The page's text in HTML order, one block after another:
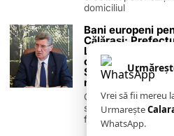
TERMENI ȘI CONDIȚII
PUBLICITATE ONLINE & TIPĂRITĂ
ZIARUL ANUNȚUL
Vrei să fii mereu
Urmarește
WhatsApp.
domiciliul
Bani europeni
Călărași:
Laurențiu State
colaborarea cu
Sud-Muntenia
noi finanțări
Călărașul se
să intre pe harta
finanțărilor